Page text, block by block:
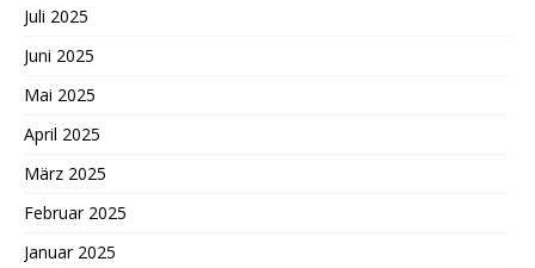
Juli 2025
Juni 2025
Mai 2025
April 2025
März 2025
Februar 2025
Januar 2025